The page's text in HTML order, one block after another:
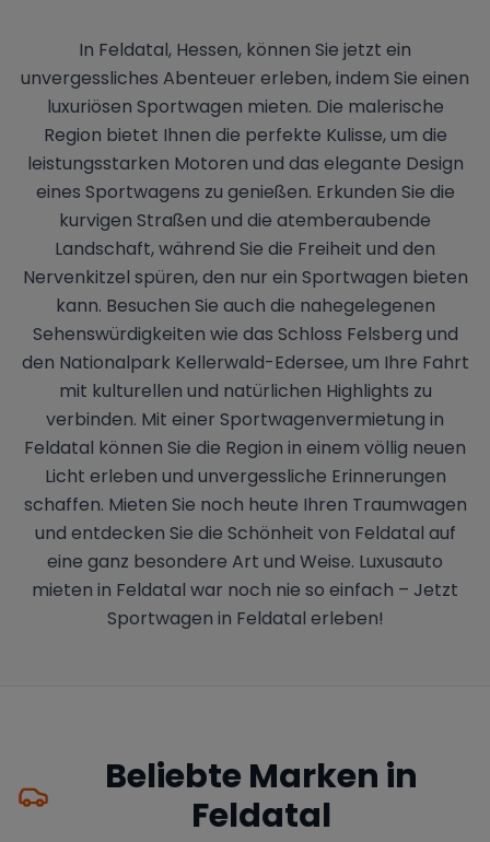
In Feldatal, Hessen, können Sie jetzt ein
unvergessliches Abenteuer erleben, indem Sie einen
luxuriösen Sportwagen mieten. Die malerische
Region bietet Ihnen die perfekte Kulisse, um die
leistungsstarken Motoren und das elegante Design
eines Sportwagens zu genießen. Erkunden Sie die
kurvigen Straßen und die atemberaubende
Landschaft, während Sie die Freiheit und den
Nervenkitzel spüren, den nur ein Sportwagen bieten
kann. Besuchen Sie auch die nahegelegenen
Sehenswürdigkeiten wie das Schloss Felsberg und
den Nationalpark Kellerwald-Edersee, um Ihre Fahrt
mit kulturellen und natürlichen Highlights zu
verbinden. Mit einer Sportwagenvermietung in
Feldatal können Sie die Region in einem völlig neuen
Licht erleben und unvergessliche Erinnerungen
schaffen. Mieten Sie noch heute Ihren Traumwagen
und entdecken Sie die Schönheit von Feldatal auf
eine ganz besondere Art und Weise. Luxusauto
mieten in Feldatal war noch nie so einfach – Jetzt
Sportwagen in Feldatal erleben!
Beliebte Marken in
Feldatal